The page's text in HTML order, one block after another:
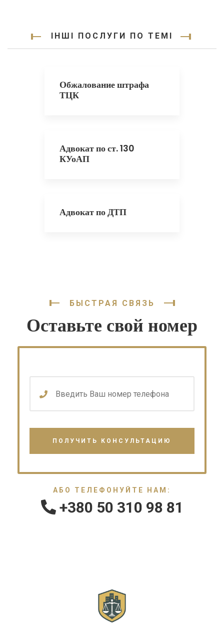
ІНШІ ПОСЛУГИ ПО ТЕМІ
Обжалование штрафа
ТЦК
Адвокат по ст. 130
КУоАП
Адвокат по ДТП
БЫСТРАЯ СВЯЗЬ
Оставьте свой номер
АБО ТЕЛЕФОНУЙТЕ НАМ:
+380 50 310 98 81